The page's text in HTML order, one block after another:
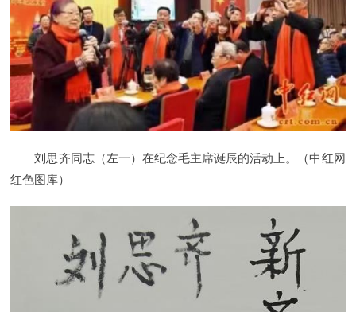
刘思齐同志（左一）在纪念毛主席诞辰的活动上。（中红网
红色图库）